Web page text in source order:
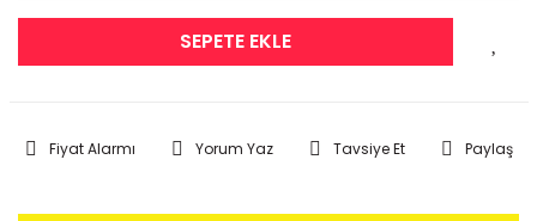
SEPETE EKLE
Fiyat Alarmı Yorum Yaz Tavsiye Et Paylaş